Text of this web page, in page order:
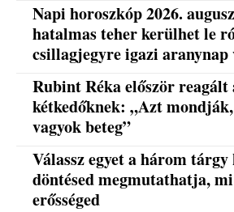
Napi horoszkóp 2026.
hatalmas teher kerülhet le
csillagjegyre igazi aranynap
Rubint Réka először reagált
kétkedőknek: „Azt
vagyok beteg”
Válassz egyet a három
döntésed megmutathatja,
erősséged